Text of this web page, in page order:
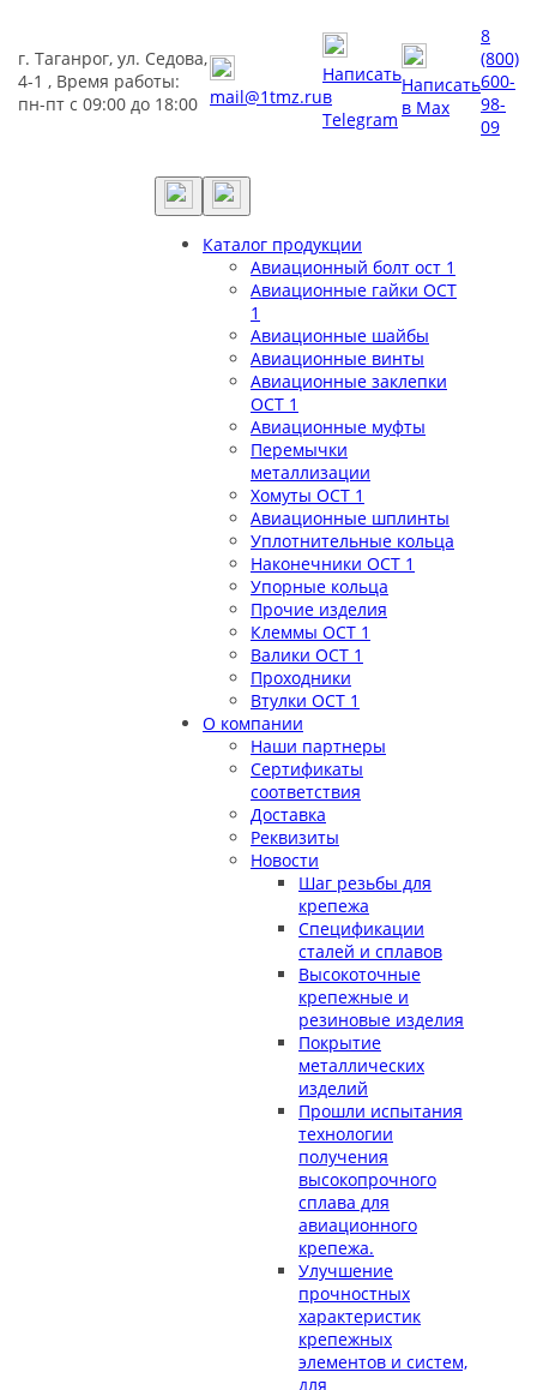
г. Таганрог, ул. Седова,
4-1 , Время работы:
пн-пт с 09:00 до 18:00 mail@1tmz.ru
Написать
в
Telegram
Написать
в Max
8
(800)
600-
98-
09
Каталог продукции
Авиационный болт ост 1
Авиационные гайки ОСТ
1
Авиационные шайбы
Авиационные винты
Авиационные заклепки
ОСТ 1
Авиационные муфты
Перемычки
металлизации
Хомуты ОСТ 1
Авиационные шплинты
Уплотнительные кольца
Наконечники ОСТ 1
Упорные кольца
Прочие изделия
Клеммы ОСТ 1
Валики ОСТ 1
Проходники
Втулки ОСТ 1
О компании
Наши партнеры
Сертификаты
соответствия
Доставка
Реквизиты
Новости
Шаг резьбы для
крепежа
Спецификации
сталей и сплавов
Высокоточные
крепежные и
резиновые изделия
Покрытие
металлических
изделий
Прошли испытания
технологии
получения
высокопрочного
сплава для
авиационного
крепежа.
Улучшение
прочностных
характеристик
крепежных
элементов и систем,
для